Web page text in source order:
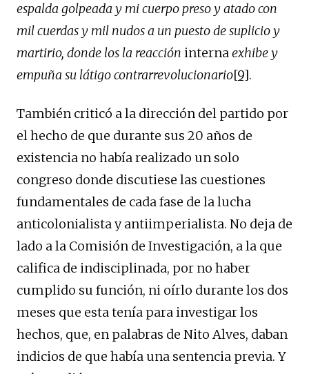
espalda golpeada y mi cuerpo preso y atado con
mil cuerdas y mil nudos a un puesto de suplicio y
martirio, donde los la reacción internaexhibe y
empuña su látigo contrarrevolucionario[9].
También criticó a la dirección del partido por
el hecho de que durante sus 20 años de
existencia no había realizado un solo
congreso donde discutiese las cuestiones
fundamentales de cada fase de la lucha
anticolonialista y antiimperialista. No deja de
lado a la Comisión de Investigación, a la que
califica de indisciplinada, por no haber
cumplido su función, ni oírlo durante los dos
meses que esta tenía para investigar los
hechos, que, en palabras de Nito Alves, daban
indicios de que había una sentencia previa. Y